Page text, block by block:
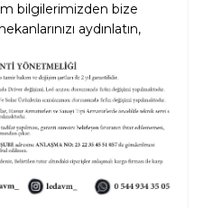
bilgilerimizden bize
aydınlatın,